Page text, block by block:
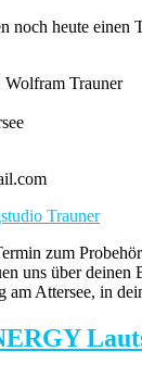
noch heute einen
Trauner
Trauner
zum
uns über
am Attersee, in